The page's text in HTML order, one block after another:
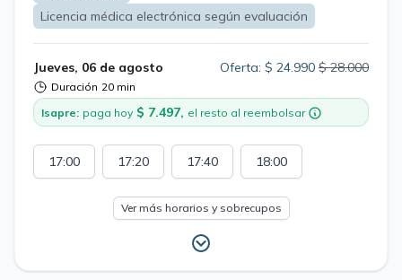
de enfermedades crónicas, combinando intervenciones
basadas en evidencia, educación al paciente y
estrategias prácticas para mejorar la calidad de vida.
Licencia médica electrónica según evaluación
Jueves, 06 de agosto
Duración 20 min
Oferta: $ 24.990 $ 28.000
Isapre: paga hoy $ 7.497, el resto al reembolsar
17:00 17:20 17:40 18:00
Ver más horarios y sobrecupos